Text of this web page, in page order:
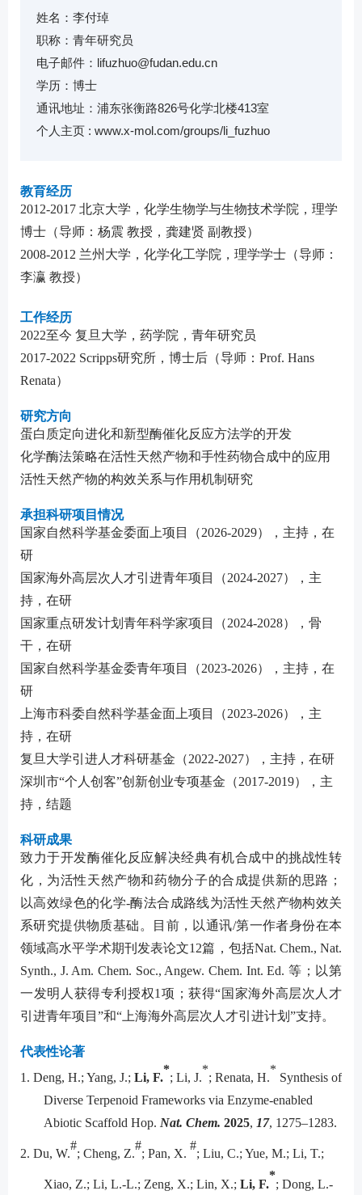
姓名：李付琸
职称：青年研究员
电子邮件： lifuzhuo@fudan.edu.cn
学历：博士
通讯地址：浦东张衡路826号化学北楼413室
个人主页 : www.x-mol.com/groups/li_fuzhuo
教育经历
2012-2017 北京大学，化学生物学与生物技术学院，理学
博士（导师：杨震 教授，龚建贤 副教授）
2008-2012 兰州大学，化学化工学院，理学学士（导师：
李瀛 教授）
工作经历
2022至今 复旦大学，药学院，青年研究员
2017-2022 Scripps研究所，博士后（导师：Prof. Hans
Renata）
研究方向
蛋白质定向进化和新型酶催化反应方法学的开发
化学酶法策略在活性天然产物和手性药物合成中的应用
活性天然产物的构效关系与作用机制研究
承担科研项目情况
国家自然科学基金委面上项目（2026-2029），主持 ，在
研
国家海外高层次人才引进青年项目
（2024-2027），主
持，在研
国家重点研发计划青年科学家项目（2024-2028），骨
干，在研
国家自然科学基金委青年项目（2023-2026），主持，在
研
上海市科委自然科学基金面上项目（2023-2026），主
持，在研
复旦大学引进人才科研基金（2022-2027），主持，在研
深圳市“个人创客”创新创业专项基金（2017-2019），主
持，结题
科研成果
致力于开发酶催化反应解决经典有机合成中的挑战性转
化，为活性天然产物和药物分子的合成提供新的思路；
以高效绿色的化学-酶法合成路线为活性天然产物构效关
系研究提供物质基础。目前，以通讯/第一作者身份在本
领域高水平学术期刊发表论文12篇 ， 包括Nat. Chem.,Nat.
Synth., J. Am. Chem. Soc., Angew. Chem. Int. Ed. 等 ；以第
一发明人获得专利授权1项 ； 获得“国家海外高层次人才
引进青年项目”和“上海海外高层次人才引进计划”支持。
代表性论著
1. Deng, H.; Yang, J.; Li, F.
*
; Li, J.
*
; Renata, H.
*
Synthesis of
Diverse Terpenoid Frameworks via Enzyme-enabled
Abiotic Scaffold Hop. Nat. Chem. 2025, 17, 1275–1283.
2. Du, W.
#
; Cheng, Z.
#
; Pan, X.
#
; Liu, C.; Yue, M.; Li, T.;
Xiao, Z.; Li, L.-L.; Zeng, X.; Lin, X.; Li, F.
*
; Dong, L.-